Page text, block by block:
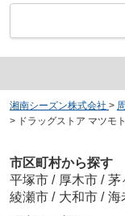
湘南シーズン株式会社 >
> ドラッグストア マツモ
市区町村から探す
平塚市 / 厚木市 / 茅
綾瀬市 / 大和市 / 海